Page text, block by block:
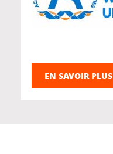
EN SAVOIR PLUS